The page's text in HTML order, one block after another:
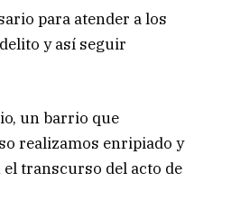
para atender a los
y así seguir
un barrio que
realizamos enripiado y
transcurso del acto de